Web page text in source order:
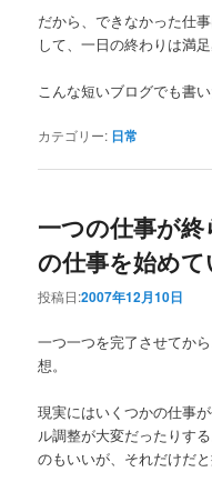
だから、できなかった仕
して、一日の終わりは満
こんな短いブログでも書
カテゴリー: 日常
一つの仕事が
の仕事を始め
投稿日:2007年12月10日
一つ一つを完了させてか
想。
現実にはいくつかの仕事
ル調整が大変だったりす
のもいいが、それだけだと